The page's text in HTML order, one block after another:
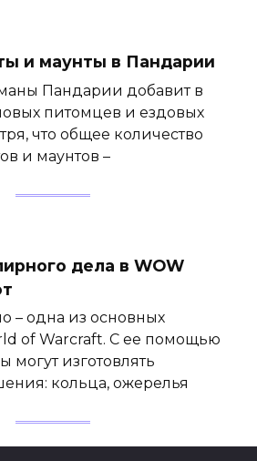
и маунты в Пандарии
Пандарии добавит в
питомцев и ездовых
что общее количество
и маунтов –
дела в WOW
– одна из основных
of Warcraft. С ее помощью
изготовлять
кольца, ожерелья